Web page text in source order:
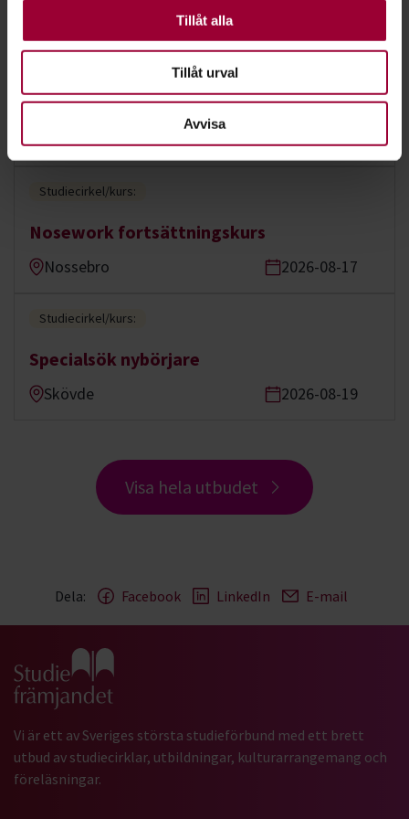
Tillåt alla
Tillåt urval
Avvisa
Specialsök röd kong
Lysekil 2026-08-15
Studiecirkel/kurs:
Nosework fortsättningskurs
Nossebro 2026-08-17
Studiecirkel/kurs:
Specialsök nybörjare
Skövde 2026-08-19
Visa hela utbudet
Dela: Facebook LinkedIn E-mail
Gå till studiefrämjandets startsida
Vi är ett av Sveriges största studieförbund med ett brett
utbud av studiecirklar, utbildningar, kulturarrangemang och
föreläsningar.